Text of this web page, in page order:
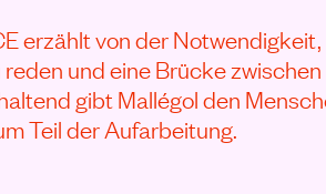
erzählt von der
und eine Brücke
gibt Mallégol den
Teil der Aufarbeitung.